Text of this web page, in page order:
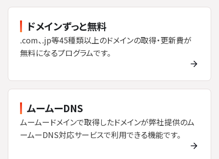
ドメインずっと無料
.com、.jp等45種類以上のドメインの取得・更新費が
無料になるプログラムです。
ムームーDNS
ムームードメインで取得したドメインが弊社提供のム
ームーDNS対応サービスで利用できる機能です。